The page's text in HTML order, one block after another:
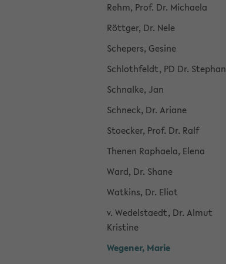
Rehm, Prof. Dr. Mi­chae­la
Rött­ger, Dr. Nele
Sche­pers, Ge­si­ne
Schloth­feldt, PD Dr. Ste­phan
Schnal­ke, Jan
Schneck, Dr. Aria­ne
Sto­ecker, Prof. Dr. Ralf
The­nen Ra­phae­la, Elena
Ward, Dr. Shane
Wat­kins, Dr. Eliot
v. We­del­sta­edt, Dr. Almut
Kris­ti­ne
We­ge­ner, Marie